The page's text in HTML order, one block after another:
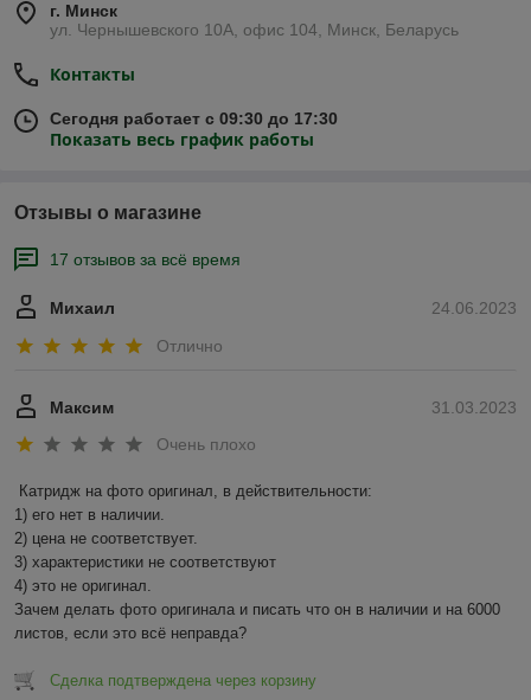
г. Минск
ул. Чернышевского 10А, офис 104, Минск, Беларусь
Контакты
Сегодня работает с 09:30 до 17:30
Показать весь график работы
Отзывы о магазине
17 отзывов за всё время
24.06.2023
Михаил
Отлично
31.03.2023
Максим
Очень плохо
Катридж на фото оригинал, в действительности:
1) его нет в наличии.
2) цена не соответствует.
3) характеристики не соответствуют
4) это не оригинал.
Зачем делать фото оригинала и писать что он в наличии и на 6000
листов, если это всё неправда?
Сделка подтверждена через корзину